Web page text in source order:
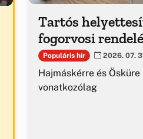
Tartós
fogorvosi
Populáris hír 2026. 07.
Hajmáskérre és Ösküre
vonatkozólag